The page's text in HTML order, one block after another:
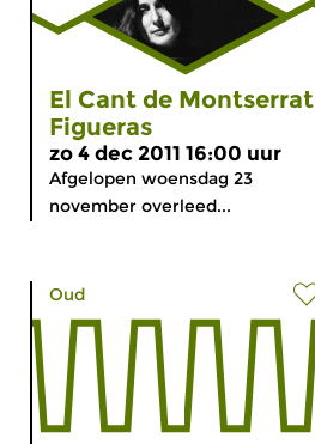
El Cant de Montserrat
Figueras
zo 4 dec 2011 16:00 uur
Afgelopen woensdag 23
november overleed...
Oud